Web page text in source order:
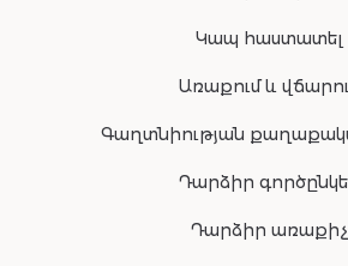
Կապ հաստատել
Առաքում և
Գաղտնիության
Դարձիր
Դարձիր առաքիչ